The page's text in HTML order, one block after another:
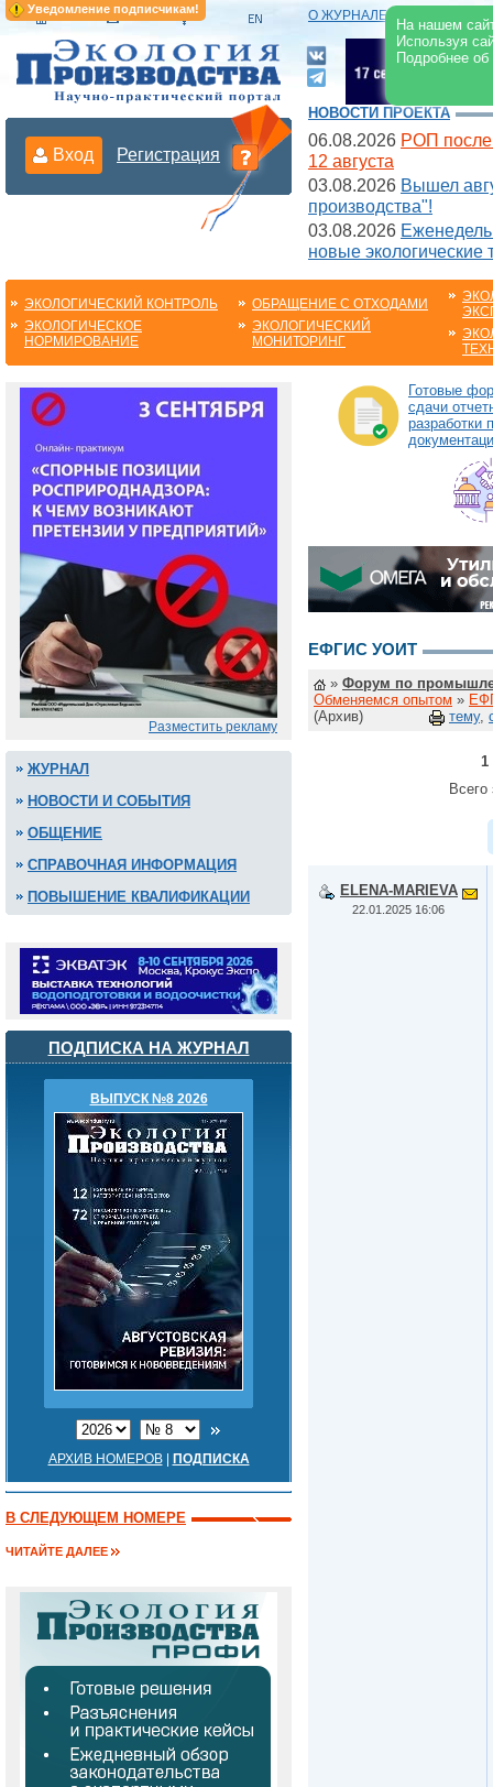
Уведомление подписчикам!
На нашем
Используя
Подробнее
О ЖУРНАЛЕ |
Вход Регистрация
НОВОСТИ ПРОЕКТА
06.08.2026 РОП после
12 августа
03.08.2026 Вышел
производства"!
03.08.2026
новые экологические
ЭКОЛОГИЧЕСКИЙ КОНТРОЛЬ
ЭКОЛОГИЧЕСКОЕ
НОРМИРОВАНИЕ
ОБРАЩЕНИЕ С ОТХОДАМИ
ЭКОЛОГИЧЕСКИЙ
МОНИТОРИНГ
Разместить рекламу
ЖУРНАЛ
НОВОСТИ И СОБЫТИЯ
ОБЩЕНИЕ
СПРАВОЧНАЯ ИНФОРМАЦИЯ
ПОВЫШЕНИЕ КВАЛИФИКАЦИИ
ПОДПИСКА НА ЖУРНАЛ
ВЫПУСК №8 2026
АРХИВ НОМЕРОВ| ПОДПИСКА
В СЛЕДУЮЩЕМ НОМЕРЕ
ЧИТАЙТЕ ДАЛЕЕ
Готовые
сдачи
разработки
ЕФГИС УОИТ
» Форум по
Обменяемся опытом »
(Архив)
тему,
1
Всего
ELENA-MARIEVA
22.01.2025 16:06